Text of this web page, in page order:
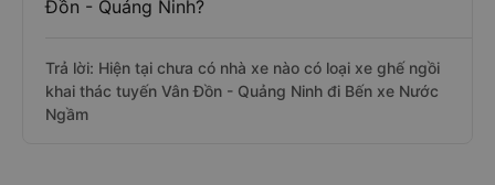
Đồn - Quảng Ninh?
Trả lời: Hiện tại chưa có nhà xe nào có loại xe ghế ngồi
khai thác tuyến Vân Đồn - Quảng Ninh đi Bến xe Nước
Ngầm